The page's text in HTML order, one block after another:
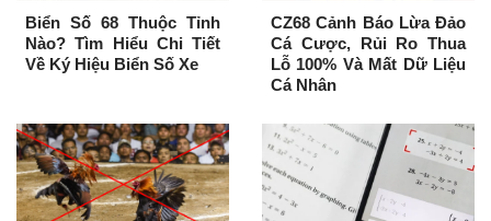
Biển Số 68 Thuộc Tỉnh
Nào? Tìm Hiểu Chi Tiết
Về Ký Hiệu Biển Số Xe
CZ68 Cảnh Báo Lừa Đảo
Cá Cược, Rủi Ro Thua
Lỗ 100% Và Mất Dữ Liệu
Cá Nhân